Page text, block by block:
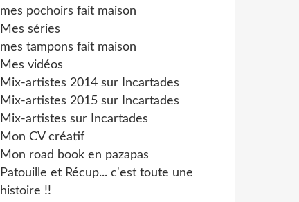
mes pochoirs fait maison
Mes séries
mes tampons fait maison
Mes vidéos
Mix-artistes 2014 sur Incartades
Mix-artistes 2015 sur Incartades
Mix-artistes sur Incartades
Mon CV créatif
Mon road book en pazapas
Patouille et Récup... c'est toute une
histoire !!